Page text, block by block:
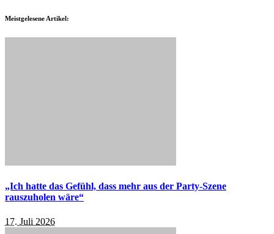
Meistgelesene Artikel:
„Ich hatte das Gefühl, dass mehr aus der Party-Szene
rauszuholen wäre“
17. Juli 2026